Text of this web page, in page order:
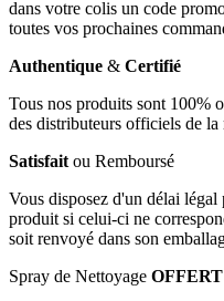
dans votre colis un code
toutes vos prochaines
Authentique & Certifié
Tous nos produits sont 100%
des distributeurs officiels de la
Satisfait ou Remboursé
Vous disposez d'un délai
produit si celui-ci ne
soit renvoyé dans son
Spray de Nettoyage OFFERT